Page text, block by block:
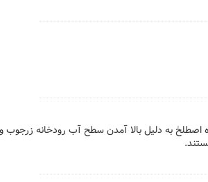
اصطلخ به دلیل بالا آمدن سطح آب رودخانه زرجوب و